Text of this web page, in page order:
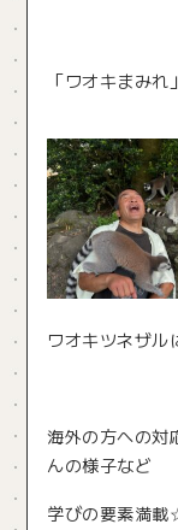
「ワオキまみれ」
ワオキツネザル
海外の方への対
んの様子など
学びの要素満